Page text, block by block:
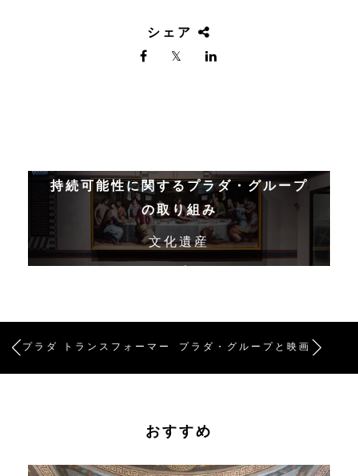
シェア
持続可能性に関するプラダ・グループ
の取り組み
文化遺産
プラダ トランスフォーマー プラダ・グループと映画
おすすめ